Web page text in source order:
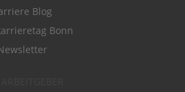
Blog
Bonn